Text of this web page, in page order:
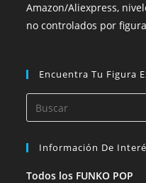
Amazon/Aliexpress,
no controlados por
Encuentra Tu Figura
Información De
Todos los FUNKO POP